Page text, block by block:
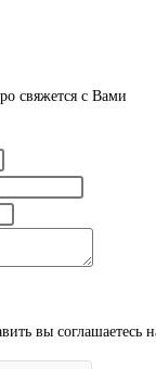
свяжется с Вами
вы соглашаетесь